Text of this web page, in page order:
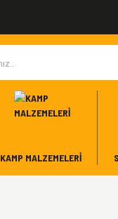
KAMP MALZEMELERI